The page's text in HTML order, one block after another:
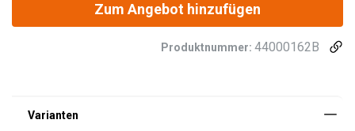
Zum Angebot hinzufügen
Produktnummer: 44000162B